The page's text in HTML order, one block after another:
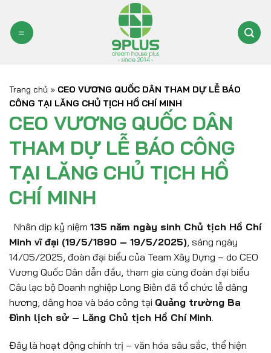
qua
nội
Trang chủ » CEO VƯƠNG QUỐC DÂN THAM DỰ LỄ BÁO
CÔNG TẠI LĂNG CHỦ TỊCH HỒ CHÍ MINH
CEO VƯƠNG QUỐC DÂN
THAM DỰ LỄ BÁO CÔNG
TẠI LĂNG CHỦ TỊCH HỒ
CHÍ MINH
Nhân dịp kỷ niệm 135 năm ngày sinh Chủ tịch Hồ Chí
Minh vĩ đại (19/5/1890 – 19/5/2025), sáng ngày
14/05/2025, đoàn đại biểu của Team Xây Dựng – do CEO
Vương Quốc Dân dẫn đầu, tham gia cùng đoàn đại biểu
Câu lạc bộ Doanh nghiệp Long Biên đã tổ chức lễ dâng
hương, dâng hoa và báo công tại Quảng trường Ba
Đình lịch sử – Lăng Chủ tịch Hồ Chí Minh.
Đây là hoạt động chính trị – văn hóa sâu sắc, thể hiện